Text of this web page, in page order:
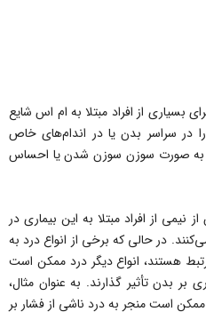
از افراد مبتلا به ام اس شایع
در سراسر بدن یا در اندام‌های خاص
صورت سوزن سوزن شدن یا احساس
نیمی از افراد مبتلا به این بیماری در
در حالی که برخی از انواع درد به
هستند، انواع دیگر درد ممکن است
بر بدن تأثیر گذارند. به عنوان مثال،
است منجر به درد ناشی از فشار بر